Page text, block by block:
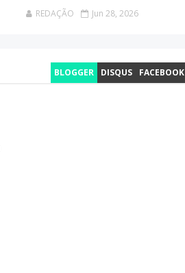
REDAÇÃO Jun 28, 2026
BLOGGER DISQUS FACEBOOK